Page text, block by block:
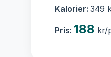
Kalorier: 349
Pris: 188 kr/